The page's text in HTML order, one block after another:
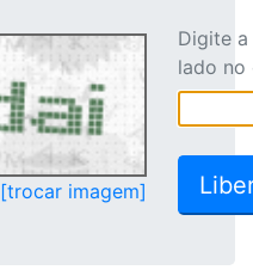
[trocar imagem]
Digite
lado no